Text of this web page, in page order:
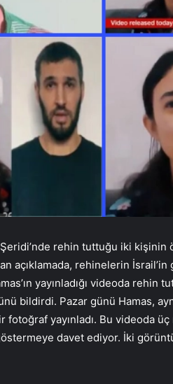
Şeridi’nde rehin tuttuğu iki
açıklamada, rehinelerin İsrail’in
yayınladığı videoda rehin
bildirdi. Pazar günü Hamas,
yayınladı. Bu videoda
davet ediyor. İki